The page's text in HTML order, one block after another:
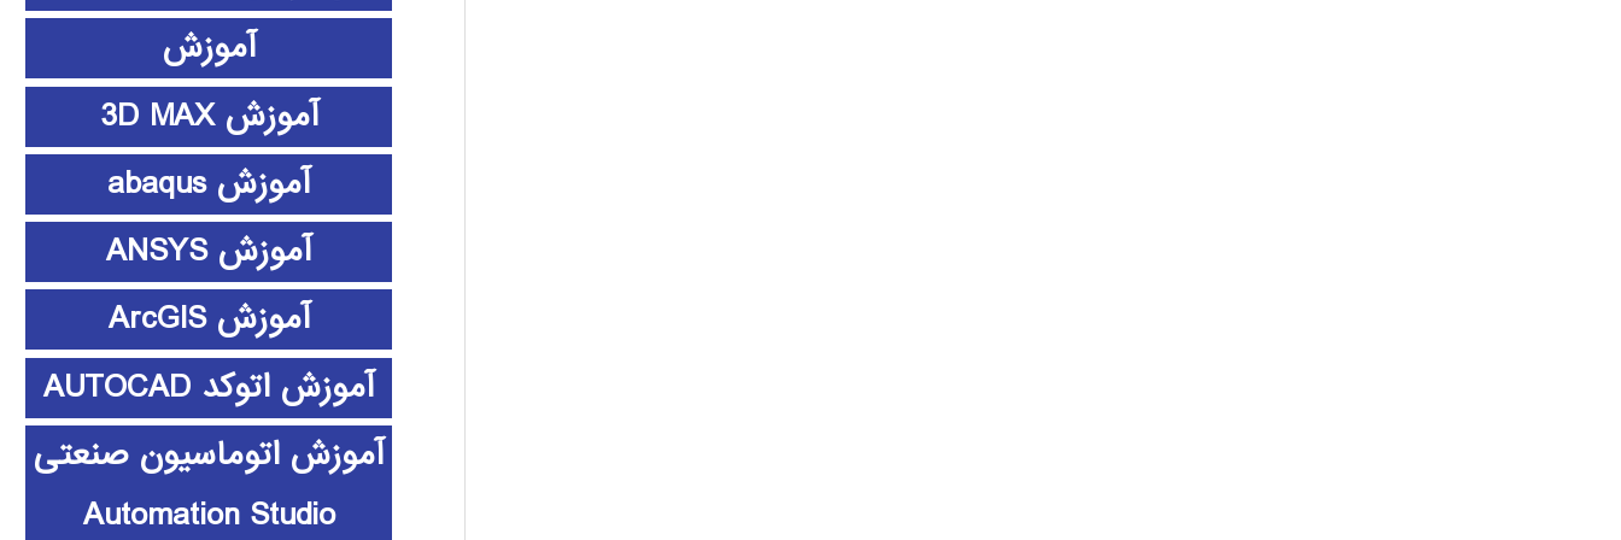
آموزش
آموزش 3D MAX
آموزش abaqus
آموزش ANSYS
آموزش ArcGIS
آموزش اتوکد AUTOCAD
آموزش اتوماسیون صنعتی
Automation Studio